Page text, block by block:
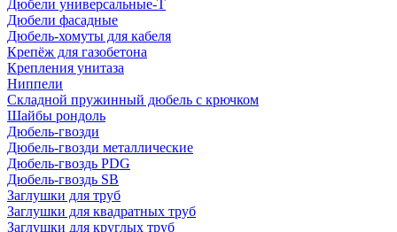
Дюбели универсальные-Т
Дюбели фасадные
Дюбель-хомуты для кабеля
Крепёж для газобетона
Крепления унитаза
Ниппели
Складной пружинный дюбель с крючком
Шайбы рондоль
Дюбель-гвозди
Дюбель-гвозди металлические
Дюбель-гвоздь PDG
Дюбель-гвоздь SB
Заглушки для труб
Заглушки для квадратных труб
Заглушки для круглых труб